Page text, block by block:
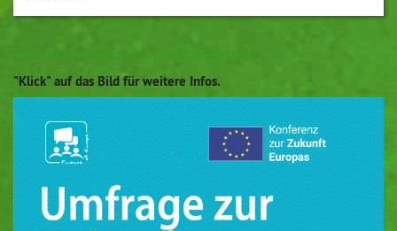
"Klick" auf das Bild für weitere Infos.